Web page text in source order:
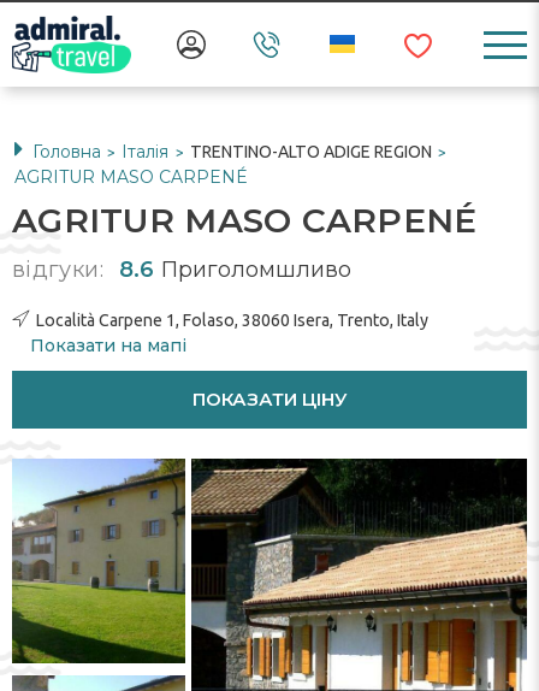
Головна > Італія > TRENTINO-ALTO ADIGE REGION >
AGRITUR MASO CARPENÉ
AGRITUR MASO CARPENÉ
відгуки: 8.6 Приголомшливо
Località Carpene 1, Folaso, 38060 Isera, Trento, Italy
Показати на мапі
ПОКАЗАТИ ЦІНУ